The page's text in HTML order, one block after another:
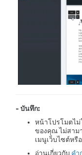
- บันทึก:
หน้าโปรโมตไ
ของคุณ ไม่สาม
เมนูเว็บไซต์หรื